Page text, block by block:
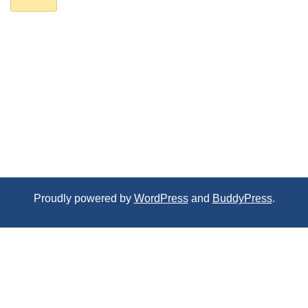
Proudly powered by WordPressand BuddyPress.